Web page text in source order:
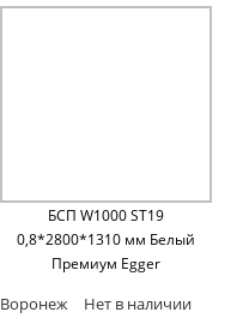
БСП W1000 ST19
0,8*2800*1310 мм Белый
Премиум Egger
Воронеж
Нет в наличии